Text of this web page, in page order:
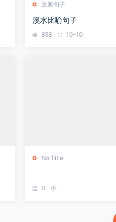
文案句子
溪水比喻句子
858 10-10
No Title
0